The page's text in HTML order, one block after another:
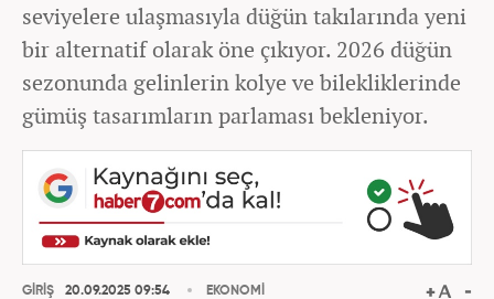
seviyelere ulaşmasıyla düğün takılarında yeni
bir alternatif olarak öne çıkıyor. 2026 düğün
sezonunda gelinlerin kolye ve bilekliklerinde
gümüş tasarımların parlaması bekleniyor.
GİRİŞ
20.09.2025 09:54
EKONOMİ